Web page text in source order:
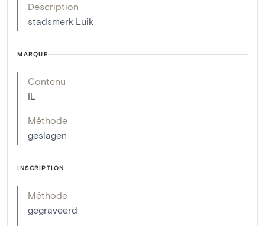
Description
stadsmerk Luik
MARQUE
Contenu
IL
Méthode
geslagen
INSCRIPTION
Méthode
gegraveerd